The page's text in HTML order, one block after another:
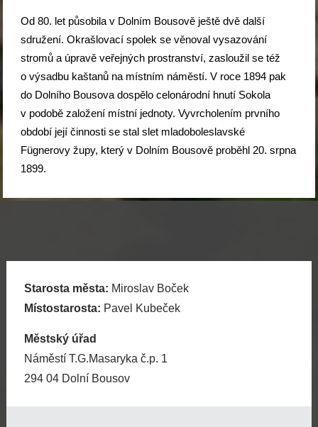
Od 80. let působila v Dolním Bousově ještě dvě další
sdružení. Okrašlovací spolek se věnoval vysazování
stromů a úpravě veřejných prostranství, zasloužil se též
o výsadbu kaštanů na místním náměstí. V roce 1894 pak
do Dolního Bousova dospělo celonárodní hnutí Sokola
v podobě založení místní jednoty. Vyvrcholením prvního
období její činnosti se stal slet mladoboleslavské
Fügnerovy župy, který v Dolním Bousově proběhl 20. srpna
1899.
Starosta města: Miroslav Boček
Místostarosta: Pavel Kubeček
Městský úřad
Náměstí T.G.Masaryka č.p. 1
294 04 Dolní Bousov